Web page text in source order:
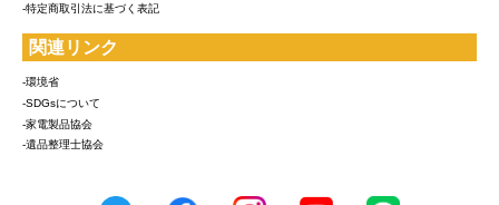
-特定商取引法に基づく表記
関連リンク
-環境省
-SDGsについて
-家電製品協会
-遺品整理士協会